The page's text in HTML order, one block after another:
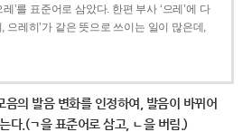
레’를 표준어로 삼았다. 한편 부사 ‘으레’에 다
, 으레히’가 같은 뜻으로 쓰이는 일이 많은데,
음의 발음 변화를 인정하여, 발음이 바뀌어
다.(ㄱ을 표준어로 삼고, ㄴ을 버림.)